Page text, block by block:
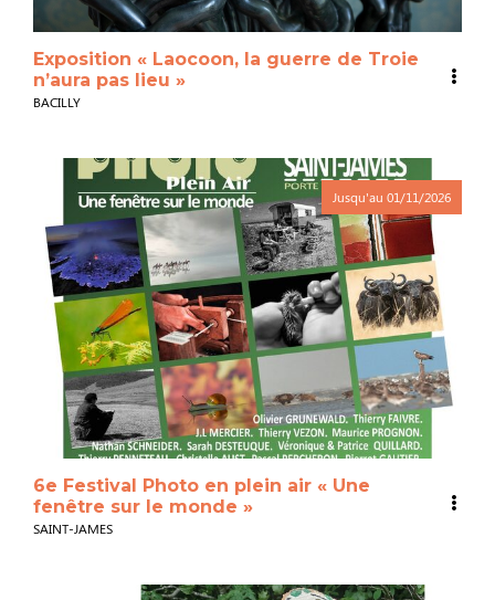
Exposition « Laocoon, la guerre de Troie
n’aura pas lieu »
BACILLY
Jusqu'au 01/11/2026
6e Festival Photo en plein air « Une
fenêtre sur le monde »
SAINT-JAMES